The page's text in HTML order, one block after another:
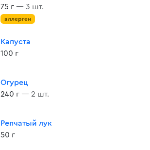
75 г — 3 шт.
аллерген
Капуста
100 г
Огурец
240 г — 2 шт.
Репчатый лук
50 г